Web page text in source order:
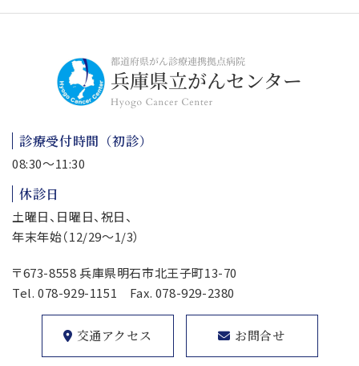
診療受付時間（初診）
08:30～11:30
休診日
土曜日、日曜日、祝日、
年末年始（12/29～1/3）
〒673-8558 兵庫県明石市北王子町13-70
Tel. 078-929-1151 Fax. 078-929-2380
交通アクセス お問合せ